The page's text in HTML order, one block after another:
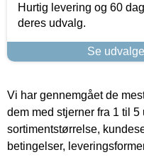
Hurtig levering og 60
deres udvalg.
Se
Vi har gennemgået de
dem med stjerner fra 1 til
sortimentstørrelse,
betingelser,